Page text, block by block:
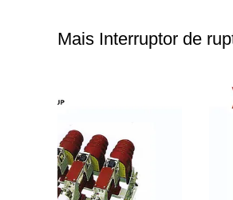
Mais Interruptor de